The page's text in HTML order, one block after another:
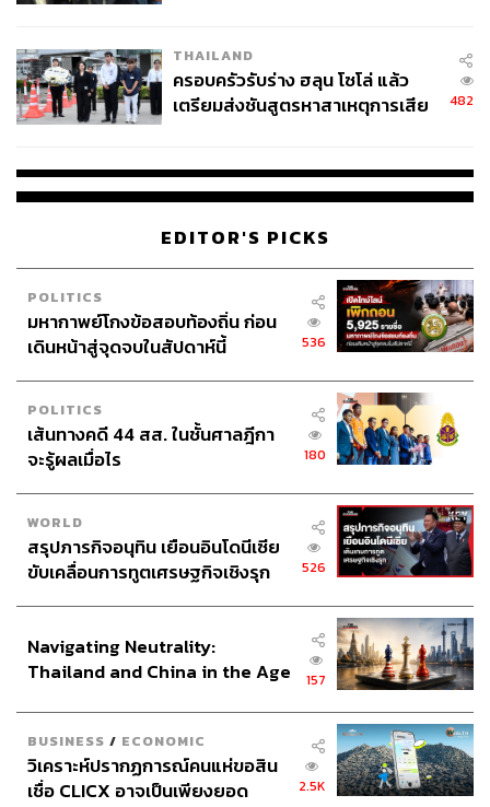
THAILAND
ครอบครัวรับร่าง ฮลุน โซโล่ แล้ว
เตรียมส่งชันสูตรหาสาเหตุการเสีย
482
EDITOR'S PICKS
POLITICS
มหากาพย์โกงข้อสอบท้องถิ่น ก่อน
เดินหน้าสู่จุดจบในสัปดาห์นี้
536
POLITICS
เส้นทางคดี 44 สส. ในชั้นศาลฎีกา
จะรู้ผลเมื่อไร
180
WORLD
สรุปภารกิจอนุทิน เยือนอินโดนีเซีย
ขับเคลื่อนการทูตเศรษฐกิจเชิงรุก
526
Navigating Neutrality:
Thailand and China in the Age
157
BUSINESS / ECONOMIC
วิเคราะห์ปรากฏการณ์คนแห่ขอสิน
เชื่อ CLICX อาจเป็นเพียงยอด
2.5K